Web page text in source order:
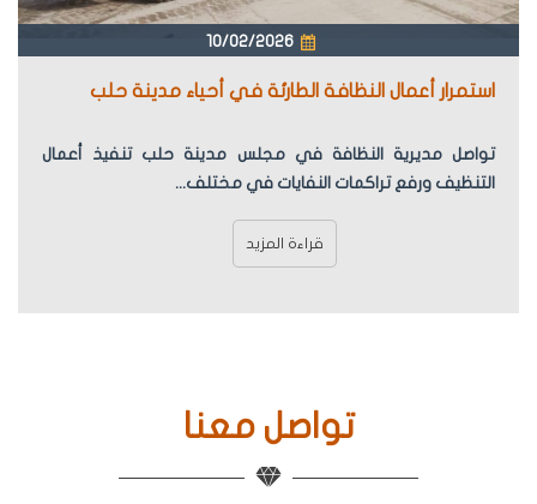
10/02/2026
استمرار أعمال النظافة الطارئة في أحياء مدينة حلب
تواصل مديرية النظافة في مجلس مدينة حلب تنفيذ أعمال
التنظيف ورفع تراكمات النفايات في مختلف...
قراءة المزيد
تواصل معنا